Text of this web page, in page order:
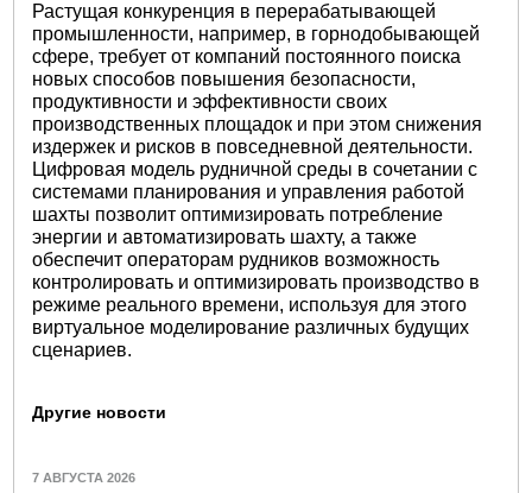
Растущая конкуренция в перерабатывающей
промышленности, например, в горнодобывающей
сфере, требует от компаний постоянного поиска
новых способов повышения безопасности,
продуктивности и эффективности своих
производственных площадок и при этом снижения
издержек и рисков в повседневной деятельности.
Цифровая модель рудничной среды в сочетании с
системами планирования и управления работой
шахты позволит оптимизировать потребление
энергии и автоматизировать шахту, а также
обеспечит операторам рудников возможность
контролировать и оптимизировать производство в
режиме реального времени, используя для этого
виртуальное моделирование различных будущих
сценариев.
Другие новости
7 АВГУСТА 2026